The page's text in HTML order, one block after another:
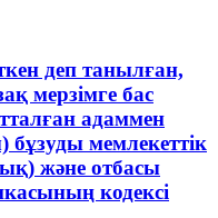
деп танылған,
мерзімге бас
адаммен
бұзуды мемлекеттік
және отбасы
кодексі